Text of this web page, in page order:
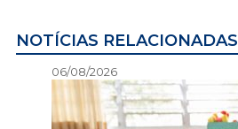
NOTÍCIAS RELACIONADAS
06/08/2026